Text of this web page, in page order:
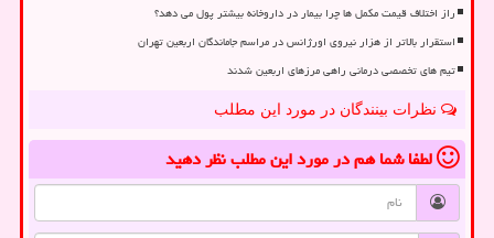
راز اختلاف قیمت مکمل ها چرا بیمار در داروخانه بیشتر پول می دهد؟
استقرار بالاتر از هزار نیروی اورژانس در مراسم جاماندگان اربعین تهران
تیم های تخصصی درمانی راهی مرزهای اربعین شدند
نظرات بینندگان در مورد این مطلب
لطفا شما همدر مورد این مطلبنظر دهید